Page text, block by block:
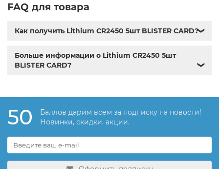
FAQ для товара
Как получить Lithium CR2450 5шт BLISTER CARD?❯
Больше информации о Lithium CR2450 5шт
BLISTER CARD?
❯
50
Баллов дарим всем за подписку на новости!
Новинки, скидки, акции.